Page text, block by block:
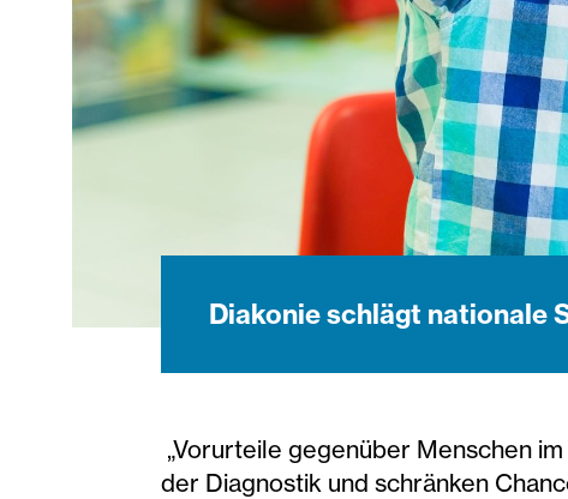
Diakonie schlägt nationale
„Vorurteile gegenüber Menschen
der Diagnostik und schränken